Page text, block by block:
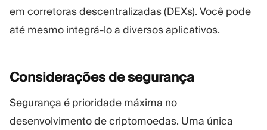
em corretoras descentralizadas (DEXs). Você pode
até mesmo integrá-lo a diversos aplicativos.
Considerações desegurança
Segurança é prioridade máxima no
desenvolvimento de criptomoedas. Uma única